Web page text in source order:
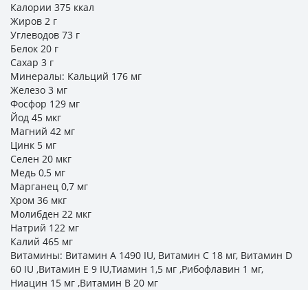
Калории 375 ккал
Жиров 2 г
Углеводов 73 г
Белок 20 г
Сахар 3 г
Минералы: Кальций 176 мг
Железо 3 мг
Фосфор 129 мг
Йод 45 мкг
Магний 42 мг
Цинк 5 мг
Селен 20 мкг
Медь 0,5 мг
Марганец 0,7 мг
Хром 36 мкг
Молибден 22 мкг
Натрий 122 мг
Калий 465 мг
Витамины: Витамин А 1490 IU, Витамин C 18 мг, Витамин D
60 IU ,Витамин E 9 IU,Тиамин 1,5 мг ,Рибофлавин 1 мг,
Ниацин 15 мг ,Витамин В 20 мг